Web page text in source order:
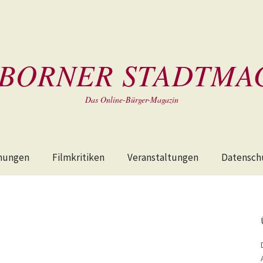
Das Online-Bürger-Magazin
Filmkritiken Veranstaltungen